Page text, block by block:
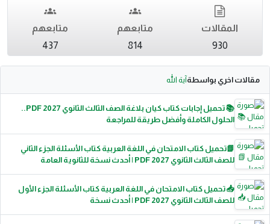
المقالات
930
متابعهم
814
متابعهم
437
مقالات اخري بواسطةآية الله
📚 تحميل إجابات كتاب كيان بلاغة الصف الثالث الثانوي 2027 PDF..
الحلول الكاملة وأفضل طريقة للمراجعة
📗تحميل كتاب الامتحان في اللغة العربية كتاب الأسئلة الجزء الثاني
للصف الثالث الثانوي 2027 PDF | أحدث نسخة للثانوية العامة
📥 تحميل كتاب الامتحان في اللغة العربية كتاب الأسئلة الجزء الأول
للصف الثالث الثانوي 2027 PDF | أحدث نسخة